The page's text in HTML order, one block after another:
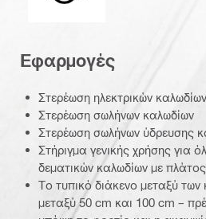
Εφαρμογές
Στερέωση ηλεκτρικών καλωδίων
Στερέωση σωλήνων καλωδίων
Στερέωση σωλήνων ύδρευσης
Στήριγμα γενικής χρήσης για
δεματικών καλωδίων με
Το τυπικό διάκενο μεταξύ των
μεταξύ 50 cm και 100 cm –